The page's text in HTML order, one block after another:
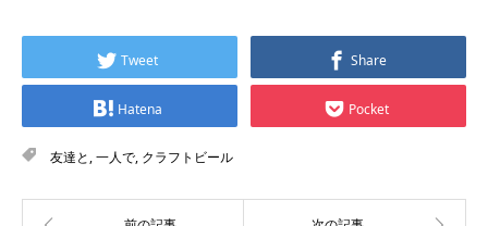
Tweet Share
Hatena Pocket
友達と,一人で, クラフトビール